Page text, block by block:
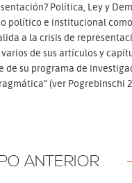
Política, Ley y
político e institucional
a la crisis de
de sus artículos y
de su programa de
(ver Pogrebinschi
ANTERIOR